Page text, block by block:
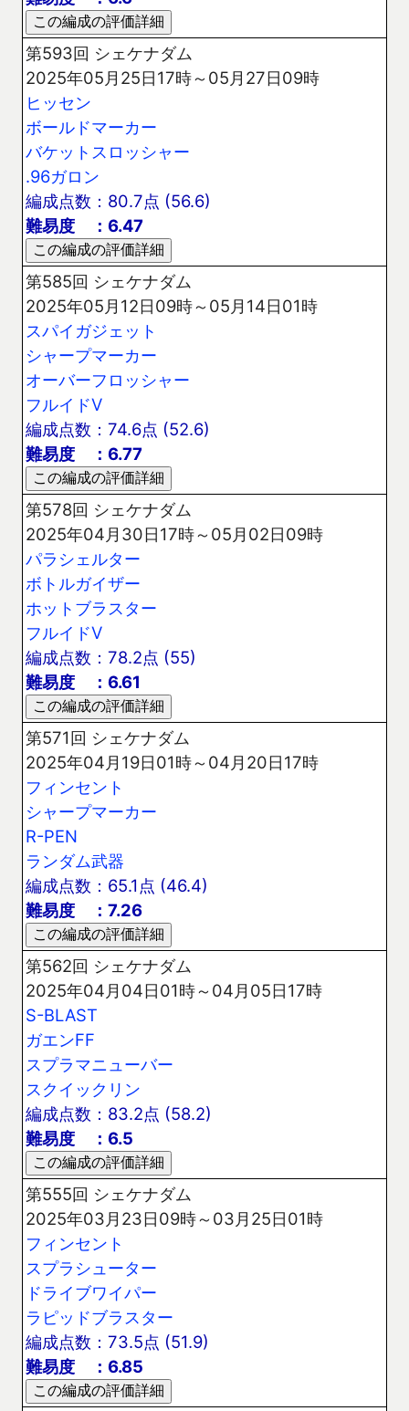
第593回 シェケナダム
2025年05月25日17時～05月27日09時
ヒッセン
ボールドマーカー
バケットスロッシャー
.96ガロン
編成点数：80.7点 (56.6)
難易度 ：6.47
第585回 シェケナダム
2025年05月12日09時～05月14日01時
スパイガジェット
シャープマーカー
オーバーフロッシャー
フルイドV
編成点数：74.6点 (52.6)
難易度 ：6.77
第578回 シェケナダム
2025年04月30日17時～05月02日09時
パラシェルター
ボトルガイザー
ホットブラスター
フルイドV
編成点数：78.2点 (55)
難易度 ：6.61
第571回 シェケナダム
2025年04月19日01時～04月20日17時
フィンセント
シャープマーカー
R-PEN
ランダム武器
編成点数：65.1点 (46.4)
難易度 ：7.26
第562回 シェケナダム
2025年04月04日01時～04月05日17時
S-BLAST
ガエンFF
スプラマニューバー
スクイックリン
編成点数：83.2点 (58.2)
難易度 ：6.5
第555回 シェケナダム
2025年03月23日09時～03月25日01時
フィンセント
スプラシューター
ドライブワイパー
ラピッドブラスター
編成点数：73.5点 (51.9)
難易度 ：6.85